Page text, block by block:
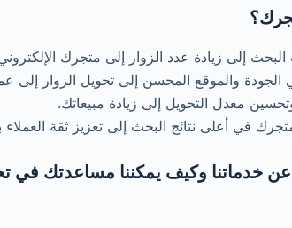
إلى زيادة عدد الزوار إلى متجرك
والموقع المحسن إلى تحويل الزوار إلى
معدل التحويل إلى زيادة مبيعاتك.
في أعلى نتائج البحث إلى تعزيز ثقة العملاء
عن خدماتنا وكيف يمكننا مساعدتك في